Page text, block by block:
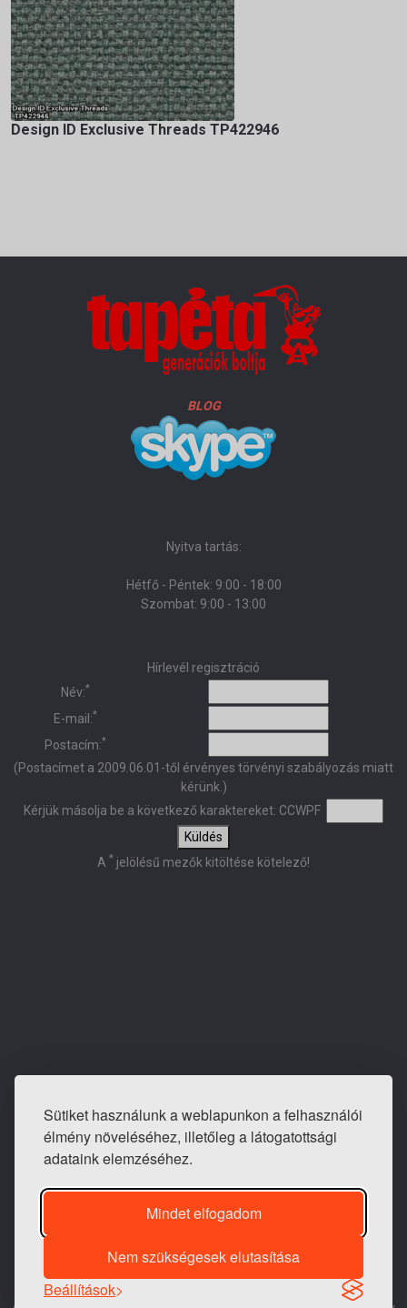
Sütiket használunk a weblapunkon a felhasználói
élmény növeléséhez, illetőleg a látogatottsági
adataink elemzéséhez.
Mindet elfogadom
Nem szükségesek elutasítása
Beállítások
Design ID Exclusive Threads TP422946
BLOG
Nyitva tartás:
Hétfő - Péntek: 9:00 - 18:00
Szombat: 9:00 - 13:00
Hírlevél regisztráció
Név:*
E-mail:*
Postacím:*
(Postacímet a 2009.06.01-től érvényes törvényi szabályozás miatt
kérünk.)
Kérjük másolja be a következő karaktereket: CCWPF
Küldés
A * jelölésű mezők kitöltése kötelező!
E-mail: info@tapeta-bolt.hu
Mobil:+36 20 421 0810
Telefon / fax:
1983 -2026 © Generációk Tapétaboltja